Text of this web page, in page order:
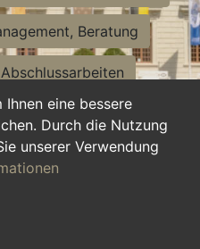
eine bessere
Durch die Nutzung
unserer Verwendung
Beratung
Sekretariat
Ausbildung